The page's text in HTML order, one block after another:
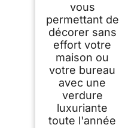
vous
permettant de
décorer sans
effort votre
maison ou
votre bureau
avec une
verdure
luxuriante
toute l'année